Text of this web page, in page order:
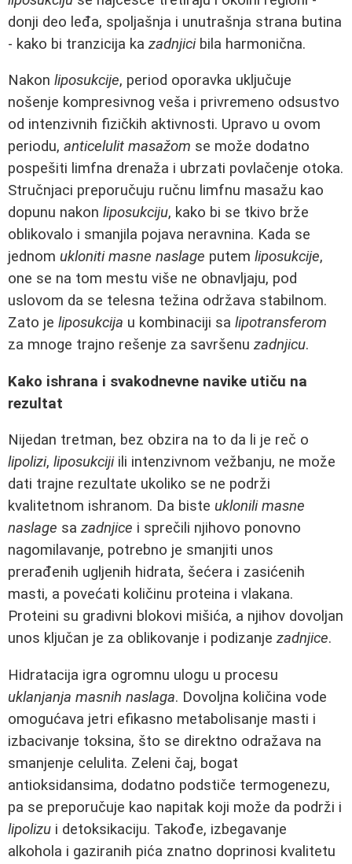
donji deo leđa, spoljašnja i unutrašnja strana butina
- kako bi tranzicija ka zadnjicibila harmonična.
Nakon liposukcije, period oporavka uključuje
nošenje kompresivnog veša i privremeno odsustvo
od intenzivnih fizičkih aktivnosti. Upravo u ovom
periodu, anticelulit masažom se može dodatno
pospešiti limfna drenaža i ubrzati povlačenje otoka.
Stručnjaci preporučuju ručnu limfnu masažu kao
dopunu nakon liposukciju, kako bi se tkivo brže
oblikovalo i smanjila pojava neravnina. Kada se
jednom ukloniti masne naslage putem liposukcije,
one se na tom mestu više ne obnavljaju, pod
uslovom da se telesna težina održava stabilnom.
Zato je liposukcija u kombinaciji sa lipotransferom
za mnoge trajno rešenje za savršenu zadnjicu.
Kako ishrana i svakodnevne navike utiču na
rezultat
Nijedan tretman, bez obzira na to da li je reč o
lipolizi, liposukcijiili intenzivnom vežbanju, ne može
dati trajne rezultate ukoliko se ne podrži
kvalitetnom ishranom. Da biste uklonili masne
naslage sa zadnjice i sprečili njihovo ponovno
nagomilavanje, potrebno je smanjiti unos
prerađenih ugljenih hidrata, šećera i zasićenih
masti, a povećati količinu proteina i vlakana.
Proteini su gradivni blokovi mišića, a njihov dovoljan
unos ključan je za oblikovanje i podizanje zadnjice.
Hidratacija igra ogromnu ulogu u procesu
uklanjanja masnih naslaga. Dovoljna količina vode
omogućava jetri efikasno metabolisanje masti i
izbacivanje toksina, što se direktno odražava na
smanjenje celulita. Zeleni čaj, bogat
antioksidansima, dodatno podstiče termogenezu,
pa se preporučuje kao napitak koji može da podrži i
lipolizu i detoksikaciju. Takođe, izbegavanje
alkohola i gaziranih pića znatno doprinosi kvalitetu